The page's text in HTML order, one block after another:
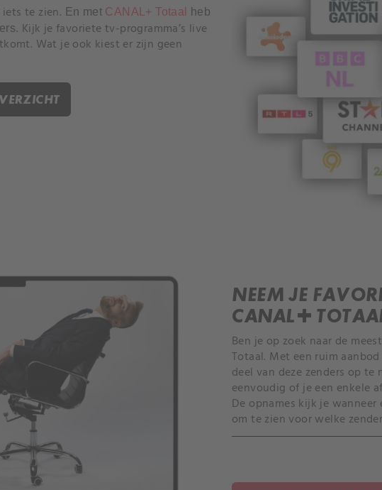
te zien. En met CANAL+ Totaal
heb
Kijk je favoriete tv-programma’s live
Wat je ook kiest er zijn geen
NEEM JE
CANAL+
Ben je op zoek naar de
Totaal. Met een ruim
deel van deze zenders op
eenvoudig of je een enkele
De opnames kijk je
om te zien voor welke